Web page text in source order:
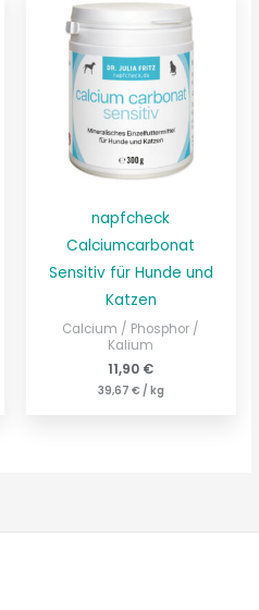
napfcheck
Calciumcarbonat
Sensitiv für Hunde und
Katzen
Calcium / Phosphor /
Kalium
11,90 €
39,67 € / kg